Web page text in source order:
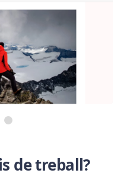
de treball?